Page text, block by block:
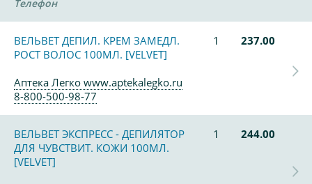
Телефон
ВЕЛЬВЕТ ДЕПИЛ. КРЕМ ЗАМЕДЛ.
РОСТ ВОЛОС 100МЛ. [VELVET]
1 237.00
Аптека Легко www.aptekalegko.ru
8-800-500-98-77
ВЕЛЬВЕТ ЭКСПРЕСС - ДЕПИЛЯТОР
ДЛЯ ЧУВСТВИТ. КОЖИ 100МЛ.
[VELVET]
1 244.00